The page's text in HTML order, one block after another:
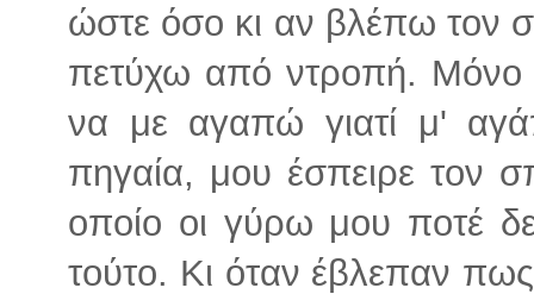
ώστε όσο κι αν βλέπω τον
πετύχω από ντροπή.
να με αγαπώ γιατί μ'
πηγαία, μου έσπειρε τον
οποίο οι γύρω μου ποτέ
τούτο. Κι όταν έβλεπαν